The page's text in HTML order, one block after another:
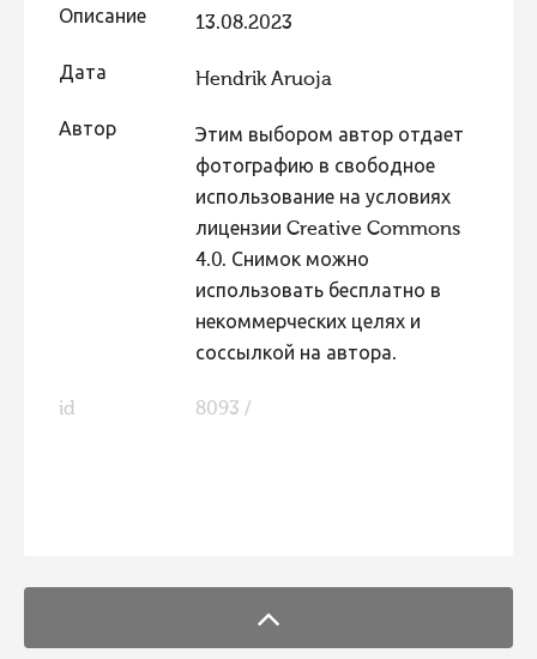
Фотоконкурс 2018
Фотоконкурс 2017
Фотоконкурс 2015
Фотоконкурс 2014
Фотоконкурс 2013
Фотоконкурс 2011
Фотоконкурс 2010
Фотоконкурс 2009
Описание
Дата
13.08.2023
Автор
Hendrik Aruoja
Этим выбором автор отдает
фотографию в свободное
использование на условиях
лицензии Creative Commons
4.0. Снимок можно
использовать бесплатно в
некоммерческих целях и
соссылкой на автора.
id 8093 /